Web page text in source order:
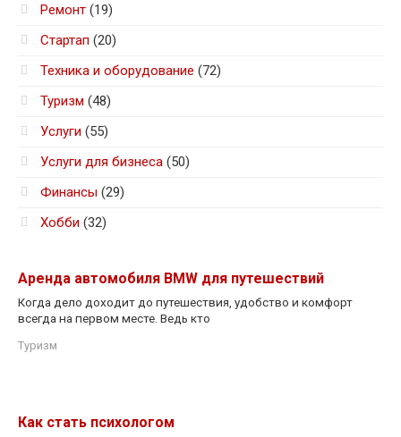
Ремонт (19)
Стартап (20)
Техника и оборудование (72)
Туризм (48)
Услуги (55)
Услуги для бизнеса (50)
Финансы (29)
Хобби (32)
Аренда автомобиля BMW для путешествий
Когда дело доходит до путешествия, удобство и комфорт
всегда на первом месте. Ведь кто
Туризм
Как стать психологом